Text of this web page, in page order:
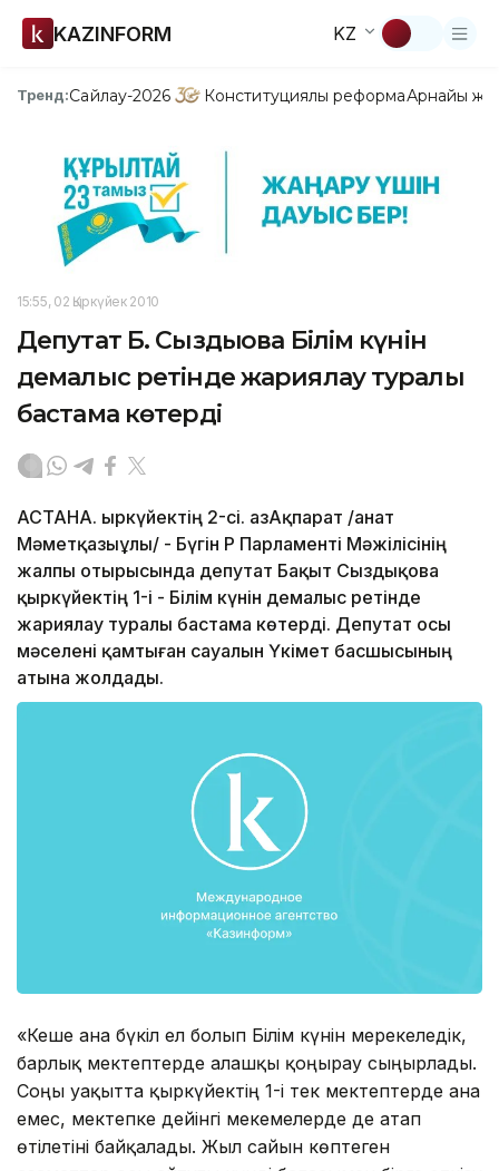
KAZINFORM KZ
Тренд:Сайлау-2026 Конституциялық реформаАрнайы
15:55, 02 Қыркүйек 2010
Депутат Б. Сыздықова Білім күнін
демалыс ретінде жариялау туралы
бастама көтерді
АСТАНА. Қыркүйектің 2-сі. ҚазАқпарат /Қанат
Мәметқазыұлы/ - Бүгін ҚР Парламенті Мәжілісінің
жалпы отырысында депутат Бақыт Сыздықова
қыркүйектің 1-і - Білім күнін демалыс ретінде
жариялау туралы бастама көтерді. Депутат осы
мәселені қамтыған сауалын Үкімет басшысының
атына жолдады.
«Кеше ғана бүкіл ел болып Білім күнін мерекеледік,
барлық мектептерде алғашқы қоңырау сыңғырлады.
Соңғы уақытта қыркүйектің 1-і тек мектептерде ғана
емес, мектепке дейінгі мекемелерде де атап
өтілетіні байқалады. Жыл сайын көптеген